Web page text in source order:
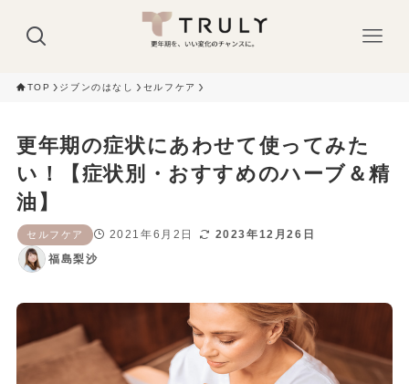
TOP ジブンのはなし セルフケア
更年期の症状にあわせて使ってみた
い！【症状別・おすすめのハーブ＆精
油】
セルフケア 2021年6月2日
2023年12月26日
福島梨沙